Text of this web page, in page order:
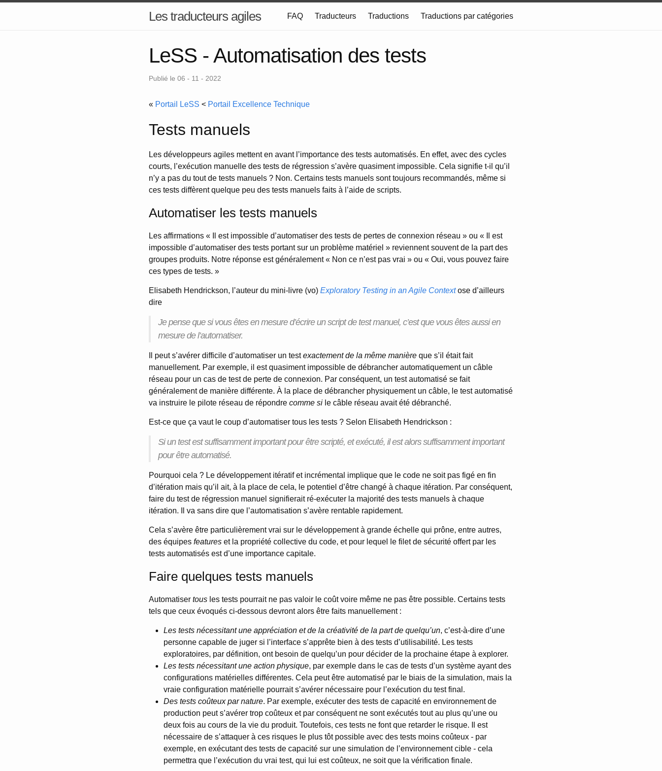
Les traducteurs agiles FAQ Traducteurs Traductions Traductions par catégories
LeSS - Automatisation des tests
Publié le 06 - 11 - 2022
« Portail LeSS < Portail Excellence Technique
Tests manuels
Les développeurs agiles mettent en avant l’importance des tests automatisés. En effet, avec des cycles
courts, l’exécution manuelle des tests de régression s’avère quasiment impossible. Cela signifie t-il qu’il
n’y a pas du tout de tests manuels ? Non. Certains tests manuels sont toujours recommandés, même si
ces tests diffèrent quelque peu des tests manuels faits à l’aide de scripts.
Automatiser les tests manuels
Les affirmations « Il est impossible d’automatiser des tests de pertes de connexion réseau » ou « Il est
impossible d’automatiser des tests portant sur un problème matériel » reviennent souvent de la part des
groupes produits. Notre réponse est généralement « Non ce n’est pas vrai » ou « Oui, vous pouvez faire
ces types de tests. »
Elisabeth Hendrickson, l’auteur du mini-livre (vo) Exploratory Testing in an Agile Contextose d’ailleurs
dire
Je pense que si vous êtes en mesure d’écrire un script de test manuel, c’est que vous êtes aussi en
mesure de l’automatiser.
Il peut s’avérer difficile d’automatiser un testexactement de la même manière que s’il était fait
manuellement. Par exemple, il est quasiment impossible de débrancher automatiquement un câble
réseau pour un cas de test de perte de connexion. Par conséquent, un test automatisé se fait
généralement de manière différente. À la place de débrancher physiquement un câble, le test automatisé
va instruire le pilote réseau de répondre comme si le câble réseau avait été débranché.
Est-ce que ça vaut le coup d’automatiser tous les tests ? Selon Elisabeth Hendrickson :
Si un test est suffisamment important pour être scripté, et exécuté, il est alors suffisamment important
pour être automatisé.
Pourquoi cela ? Le développement itératif et incrémental implique que le code ne soit pas figé en fin
d’itération mais qu’il ait, à la place de cela, le potentiel d’être changé à chaque itération. Par conséquent,
faire du test de régression manuel signifierait ré-exécuter la majorité des tests manuels à chaque
itération. Il va sans dire que l’automatisation s’avère rentable rapidement.
Cela s’avère être particulièrement vrai sur le développement à grande échelle qui prône, entre autres,
des équipes features et la propriété collective du code, et pour lequel le filet de sécurité offert par les
tests automatisés est d’une importance capitale.
Faire quelques tests manuels
Automatiser tous les tests pourrait ne pas valoir le coût voire même ne pas être possible. Certains tests
tels que ceux évoqués ci-dessous devront alors être faits manuellement :
Les tests nécessitant une appréciation et de la créativité de la part de quelqu’un, c’est-à-dire d’une
personne capable de juger si l’interface s’apprête bien à des tests d’utilisabilité. Les tests
exploratoires, par définition, ont besoin de quelqu’un pour décider de la prochaine étape à explorer.
Les tests nécessitant une action physique, par exemple dans le cas de tests d’un système ayant des
configurations matérielles différentes. Cela peut être automatisé par le biais de la simulation, mais la
vraie configuration matérielle pourrait s’avérer nécessaire pour l’exécution du test final.
Des tests coûteux par nature. Par exemple, exécuter des tests de capacité en environnement de
production peut s’avérer trop coûteux et par conséquent ne sont exécutés tout au plus qu’une ou
deux fois au cours de la vie du produit. Toutefois, ces tests ne font que retarder le risque. Il est
nécessaire de s’attaquer à ces risques le plus tôt possible avec des tests moins coûteux - par
exemple, en exécutant des tests de capacité sur une simulation de l’environnement cible - cela
permettra que l’exécution du vrai test, qui lui est coûteux, ne soit que la vérification finale.